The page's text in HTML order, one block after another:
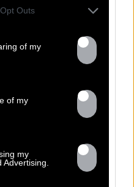
Outs
of my
of my
my
13.07
CLIP !